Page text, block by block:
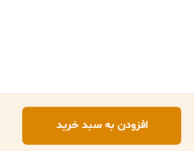
افزودن به سبد خرید